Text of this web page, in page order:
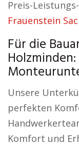
Preis-
Frauenstein
Für die
Unsere
perfekten
Komfort und